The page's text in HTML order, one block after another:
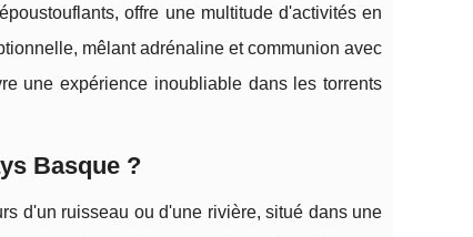
offre une multitude d'activités en
mêlant adrénaline et communion avec
une expérience inoubliable dans les torrents
Basque ?
d'un ruisseau ou d'une rivière, situé dans une